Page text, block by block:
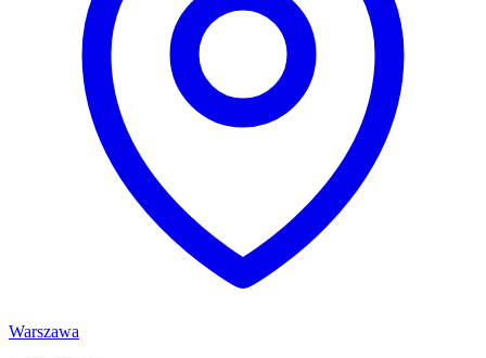
Warszawa